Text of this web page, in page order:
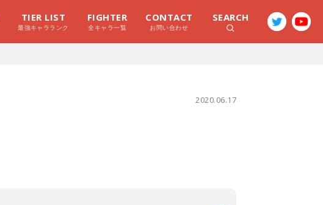
TIER LIST
最強キャラランク
FIGHTER
全キャラ一覧
CONTACT
お問い合わせ
SEARCH
2020.06.17